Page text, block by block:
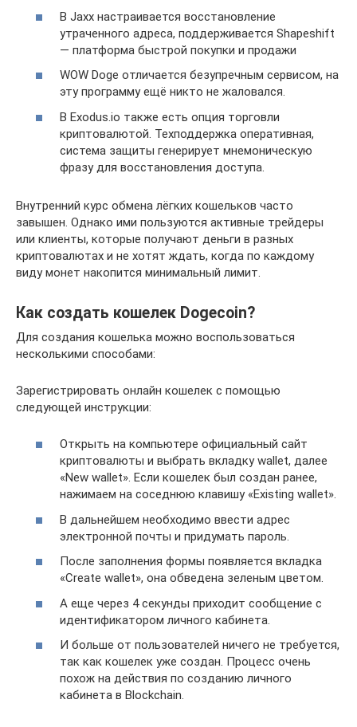
В Jaxx настраивается восстановление
утраченного адреса, поддерживается Shapeshift
— платформа быстрой покупки и продажи
WOW Doge отличается безупречным сервисом, на
эту программу ещё никто не жаловался.
В Exodus.io также есть опция торговли
криптовалютой. Техподдержка оперативная,
система защиты генерирует мнемоническую
фразу для восстановления доступа.
Внутренний курс обмена лёгких кошельков часто
завышен. Однако ими пользуются активные трейдеры
или клиенты, которые получают деньги в разных
криптовалютах и не хотят ждать, когда по каждому
виду монет накопится минимальный лимит.
Как создать кошелек Dogecoin?
Для создания кошелька можно воспользоваться
несколькими способами:
Зарегистрировать онлайн кошелек с помощью
следующей инструкции:
Открыть на компьютере официальный сайт
криптовалюты и выбрать вкладку wallet, далее
«New wallet». Если кошелек был создан ранее,
нажимаем на соседнюю клавишу «Existing wallet».
В дальнейшем необходимо ввести адрес
электронной почты и придумать пароль.
После заполнения формы появляется вкладка
«Create wallet», она обведена зеленым цветом.
А еще через 4 секунды приходит сообщение с
идентификатором личного кабинета.
И больше от пользователей ничего не требуется,
так как кошелек уже создан. Процесс очень
похож на действия по созданию личного
кабинета в Blockchain.